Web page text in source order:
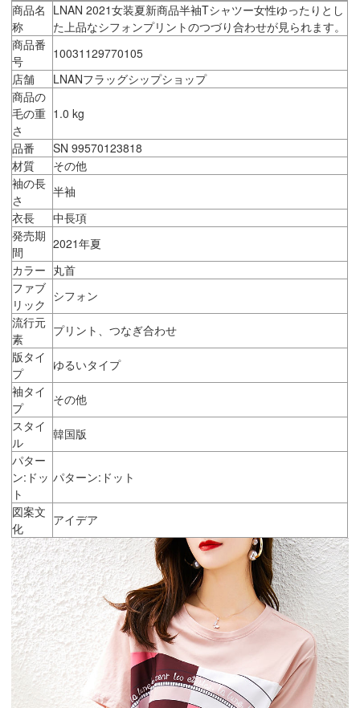
商品名
称
LNAN 2021女装夏新商品半袖Tシャツー女性ゆったりとし
た上品なシフォンプリントのつづり合わせが見られます。
商品番
号
10031129770105
店舗
LNANフラッグシップショップ
商品の
毛の重
さ
1.0 kg
品番
SN 99570123818
材質
その他
袖の長
さ
半袖
衣長
中長項
発売期
間
2021年夏
カラー 丸首
ファブ
リック
シフォン
流行元
素
プリント、つなぎ合わせ
版タイ
プ
ゆるいタイプ
袖タイ
プ
その他
スタイ
ル
韓国版
パター
ン:ドッ
ト
パターン:ドット
図案文
化
アイデア